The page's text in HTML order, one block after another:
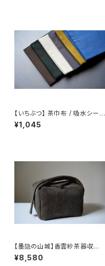
【いちぶつ】 茶巾布 / 吸水シート
(カビが生えない)
¥1,045
【墨隐の山城】香雲紗茶器収納
バッグ 「内袋分離式のアウトドア
ティーバッグ」
¥8,580